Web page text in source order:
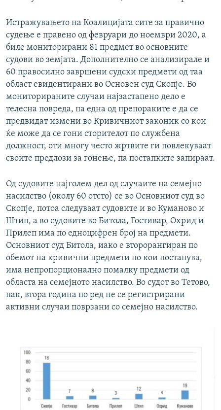
Истражувањето на Коалицијата сите за правично
судење е правено од февруари до ноември 2020, а
биле мониторирани 81 предмет во основните
судови во земјата. Дополнително се анализирале и
60 правосилно завршени судски предмети од таа
област евидентирани во Основен суд Скопје. Во
мониторираните случаи најзастапено дело е
телесна повреда, па една од препораките е да се
предвидат измени во Кривичниот законик со кои
ќе може да се гони сторителот по службена
должност, оти многу често жртвите ги повлекуваат
своите предлози за гонење, па постапките запираат.
Од судовите најголем дел од случаите на семејно
насилство (околу 60 отсто) се во Основниот суд во
Скопје, потоа следуваат судовите и во Куманово и
Штип, а во судовите во Битола, Гостивар, Охрид и
Прилеп има по едноцифрен број на предмети.
Основниот суд Битола, иако е второрангиран по
обемот на кривични предмети по кои постапува,
има непропорционално помалку предмети од
областа на семејното насилство. Во судот во Тетово,
пак, втора година по ред не се регистрирани
активни случаи поврзани со семејно насилство.